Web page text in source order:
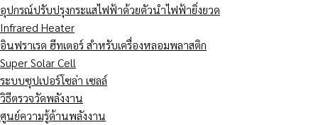
อุปกรณ์ปรับปรุงกระแสไฟฟ้าด้วยตัวนำไฟฟ้ายิ่งยวด
Infrared Heater
อินฟราเรด ฮีทเตอร์ สำหรับเครื่องหลอมพลาสติก
Super Solar Cell
ระบบซุปเปอร์โซล่า เซลล์
วิธีตรวจวัดพลังงาน
ศูนย์ความรู้ด้านพลังงาน